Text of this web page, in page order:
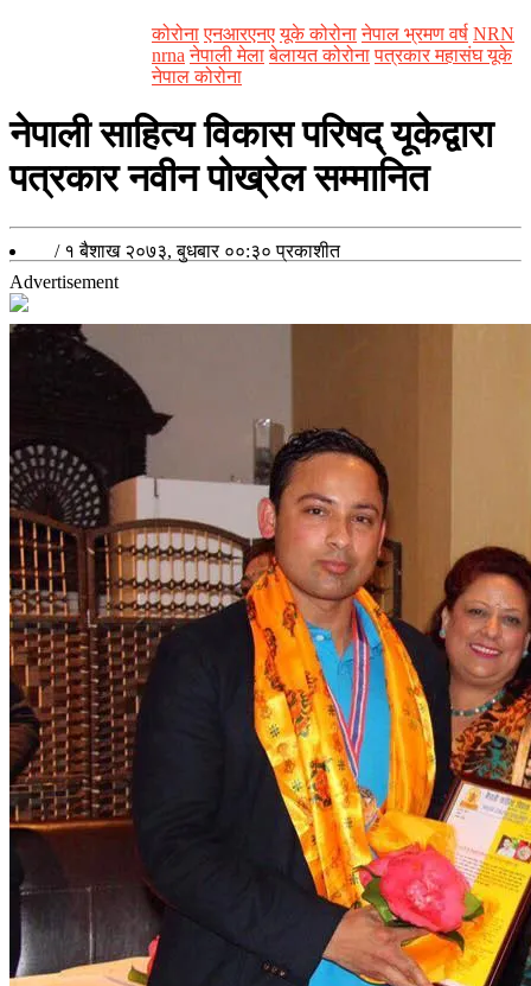
कोरोना एनआरएनए यूके कोरोना नेपाल भ्रमण वर्ष NRN
nrna नेपाली मेला बेलायत कोरोना पत्रकार महासंघ यूके
नेपाल कोरोना
नेपाली साहित्य विकास परिषद् यूकेद्वारा
पत्रकार नवीन पोख्रेल सम्मानित
/ १ बैशाख २०७३, बुधबार ००:३० प्रकाशीत
Advertisement